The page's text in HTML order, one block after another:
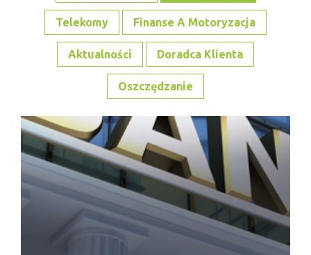
Telekomy Finanse A Motoryzacja
Aktualności Doradca Klienta
Oszczędzanie